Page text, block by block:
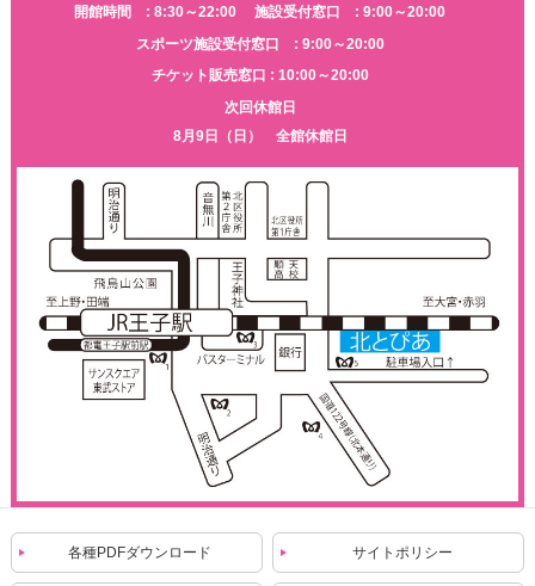
開館時間 : 8:30～22:00
施設受付窓口 : 9:00～20:00
スポーツ施設受付窓口 : 9:00～20:00
チケット販売窓口 : 10:00～20:00
次回休館日
8月9日（日） 全館休館日
各種PDFダウンロード サイトポリシー